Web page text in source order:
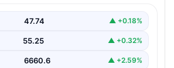
bulunduğu isimlere yönelik
47.74 ▲ +0.18%
55.25 ▲ +0.32%
6660.6 ▲ +2.59%